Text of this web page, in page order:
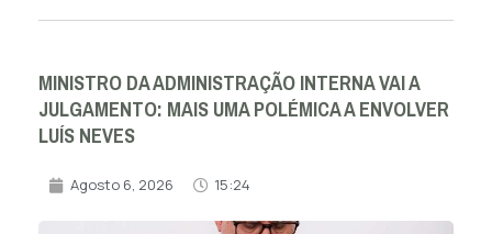
MINISTRO DA ADMINISTRAÇÃO INTERNA VAI A
JULGAMENTO: MAIS UMA POLÉMICA A ENVOLVER
LUÍS NEVES
Agosto 6, 2026 15:24